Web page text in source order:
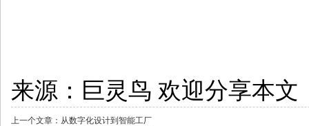
来源： 巨灵鸟 欢迎分享本文
上一个文章： 从数字化设计到智能工厂